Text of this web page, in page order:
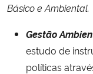
Básico e Ambiental.
Gestão
estudo de
políticas